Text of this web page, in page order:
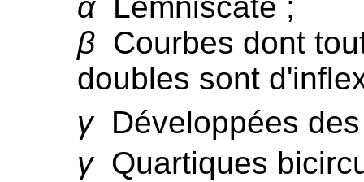
αLemniscate ;
β Courbes dont
doubles sont
γDéveloppées
γQuartiques